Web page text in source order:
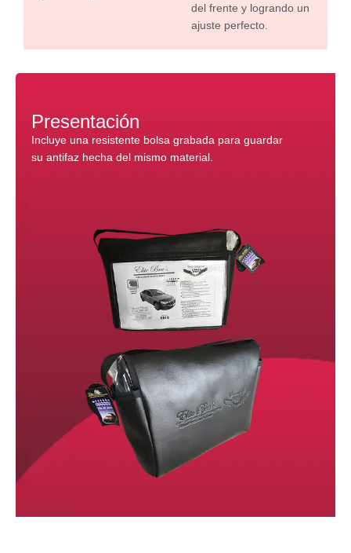
del frente y logrando un
ajuste perfecto.
Presentación
Incluye una resistente bolsa grabada para guardar
su antifaz hecha del mismo material.